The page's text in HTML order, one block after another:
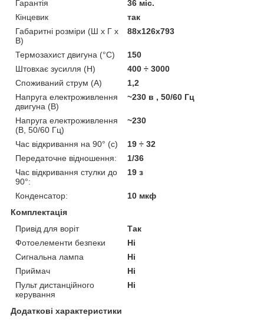
Гарантія
36 міс.
Кінцевик
так
Габаритні розміри (Ш х Г х
В)
88х126х793
Термозахист двигуна (°C)
150
Штовхає зусилля (Н)
400 ÷ 3000
Споживаний струм (А)
1,2
Напруга електроживлення
двигуна (В)
~230 в , 50/60 Гц
Напруга електроживлення
(В, 50/60 Гц)
~230
Час відкривання на 90° (с)
19 ÷ 32
Передаточне відношення:
1/36
Час відкривання стулки до
90°:
19 з
Конденсатор:
10 мкф
Комплектація
Привід для воріт
Так
Фотоелементи безпеки
Ні
Сигнальна лампа
Ні
Приймач
Ні
Пульт дистанційного
керування
Ні
Додаткові характеристики